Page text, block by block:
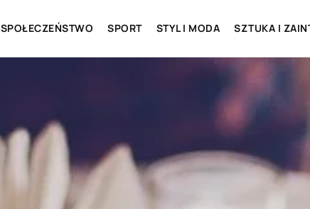
SPOŁECZEŃSTWO SPORT STYL I MODA SZTUKA I